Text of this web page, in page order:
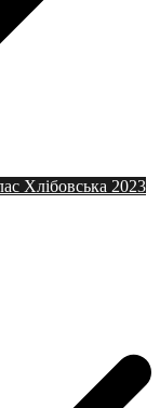
Хлібовська 2023